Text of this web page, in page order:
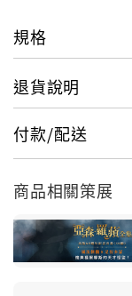
讀了這本《氣
人！
出門前先看看
會時更是希望
右我們的生活
這本書正好提
們生活的台灣
規格
退貨說明
付款/配送
商品相關策展